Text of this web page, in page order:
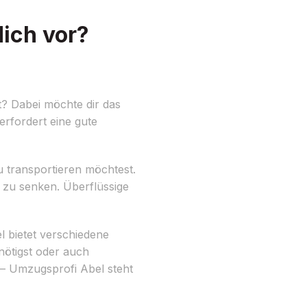
vor?
Dabei möchte dir das
eine gute
transportieren möchtest.
senken. Überflüssige
bietet verschiedene
oder auch
Umzugsprofi Abel steht